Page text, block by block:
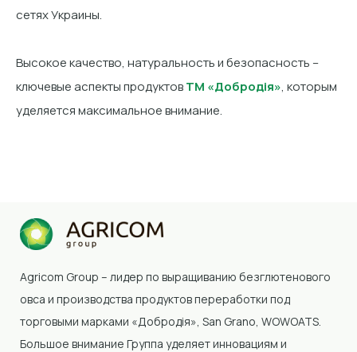
сетях Украины.
Высокое качество, натуральность и безопасность –
ключевые аспекты продуктовТМ «Добродія», которым
уделяется максимальное внимание.
Agricom Group – лидер по выращиванию безглютенового
овса и производства продуктов переработки под
торговыми марками «Добродія» , San Grano, WOWOATS
Большое внимание Группа уделяет инновациям и